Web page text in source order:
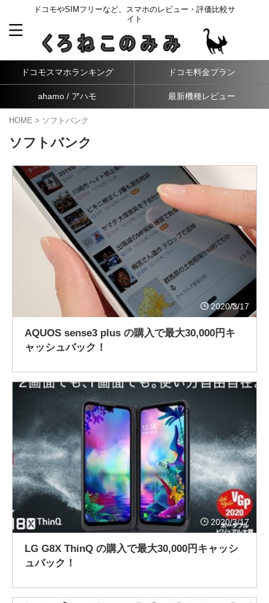
ドコモやSIMフリーなど、スマホのレビュー・評価比較サ
イト
ドコモスマホランキング ドコモ料金プラン
ahamo / アハモ 最新機種レビュー
HOME > ソフトバンク
ソフトバンク
2020/3/17
AQUOS sense3 plus の購入で最大30,000円キ
ャッシュバック！
2020/3/17
LG G8X ThinQ の購入で最大30,000円キャッシ
ュバック！